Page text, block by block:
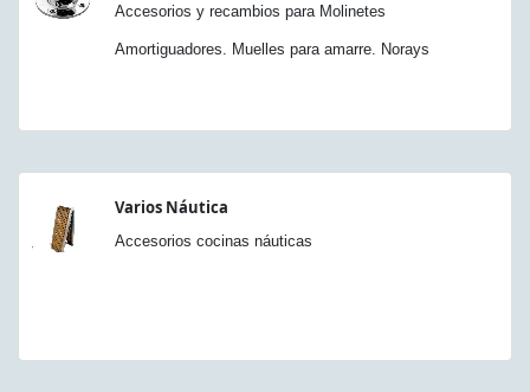
Accesorios y recambios para Molinetes
Amortiguadores. Muelles para amarre. Norays
Varios Náutica
Accesorios cocinas náuticas